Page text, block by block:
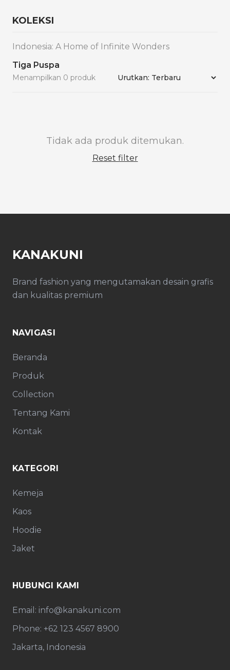
KOLEKSI
Indonesia: A Home of Infinite Wonders
Tiga Puspa
Menampilkan 0 produk
Tidak ada produk ditemukan.
Reset filter
KANAKUNI
Brand fashion yang mengutamakan desain grafis
dan kualitas premium
NAVIGASI
Beranda
Produk
Collection
Tentang Kami
Kontak
KATEGORI
Kemeja
Kaos
Hoodie
Jaket
HUBUNGI KAMI
Email: info@kanakuni.com
Phone: +62 123 4567 8900
Jakarta, Indonesia